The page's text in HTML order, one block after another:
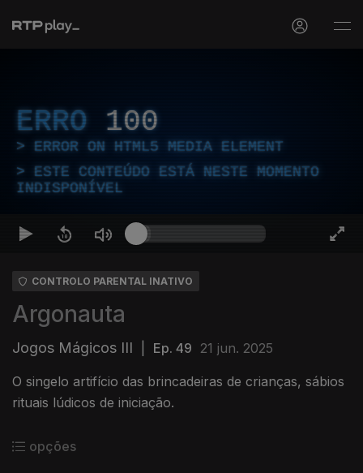
ERRO 100
ERROR ON HTML5 MEDIA ELEMENT
ESTE CONTEÚDO ESTÁ NESTE MOMENTO
INDISPONÍVEL
CONTROLO PARENTAL INATIVO
Argonauta
Jogos Mágicos III Ep. 49 21 jun. 2025
O singelo artifício das brincadeiras de crianças, sábios
rituais lúdicos de iniciação.
opções